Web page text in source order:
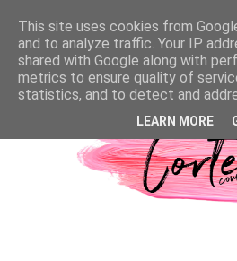
This site uses cookies from
and to analyze traffic. Your IP
shared with Google along with
metrics to ensure quality of
statistics, and to detect and
LEARN MORE